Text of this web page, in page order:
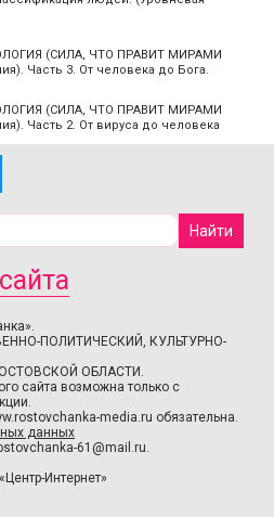
(СИЛА, ЧТО ПРАВИТ МИРАМИ
Часть 3. От человека до Бога.
(СИЛА, ЧТО ПРАВИТ МИРАМИ
Часть 2. От вируса до человека
ПОЛИТИЧЕСКИЙ, КУЛЬТУРНО-
ОБЛАСТИ.
сайта возможна только с
media.ru обязательна.
данных
61@mail.ru
«Центр-Интернет»